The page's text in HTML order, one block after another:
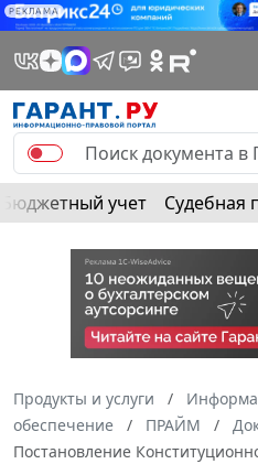
РЕКЛАМА
Бюджетный учет Судебная
Продукты и услуги
обеспечение
ПРАЙМ
Постановление